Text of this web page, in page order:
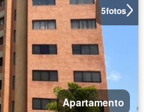
5fotos
Apartamento